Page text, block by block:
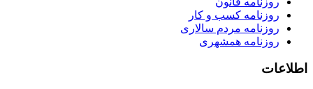
روزنامه كسب و كار
روزنامه مردم سالاری
روزنامه همشهری
اطلاعات